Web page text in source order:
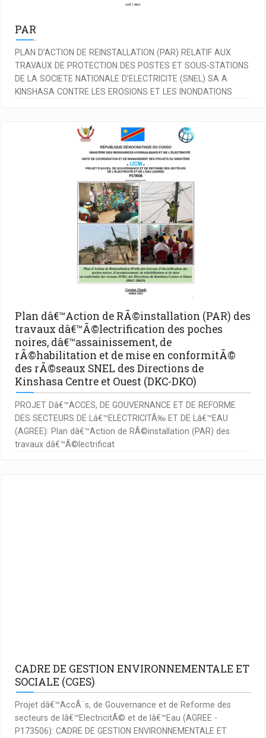
PAR
PLAN D’ACTION DE REINSTALLATION (PAR) RELATIF AUX
TRAVAUX DE PROTECTION DES POSTES ET SOUS-STATIONS
DE LA SOCIETE NATIONALE D’ELECTRICITE (SNEL) SA A
KINSHASA CONTRE LES EROSIONS ET LES INONDATIONS
Plan dâ€™Action de RÃ©installation (PAR) des
travaux dâ€™Ã©lectrification des poches
noires, dâ€™assainissement, de
rÃ©habilitation et de mise en conformitÃ©
des rÃ©seaux SNEL des Directions de
Kinshasa Centre et Ouest (DKC-DKO)
PROJET Dâ€™ACCES, DE GOUVERNANCE ET DE REFORME
DES SECTEURS DE Lâ€™ELECTRICITÃ‰ ET DE Lâ€™EAU
(AGREE): Plan dâ€™Action de RÃ©installation (PAR) des
travaux dâ€™Ã©lectrificat
CADRE DE GESTION ENVIRONNEMENTALE ET
SOCIALE (CGES)
Projet dâ€™AccÃ¨s, de Gouvernance et de Reforme des
secteurs de lâ€™ElectricitÃ© et de lâ€™Eau (AGREE -
P173506): CADRE DE GESTION ENVIRONNEMENTALE ET